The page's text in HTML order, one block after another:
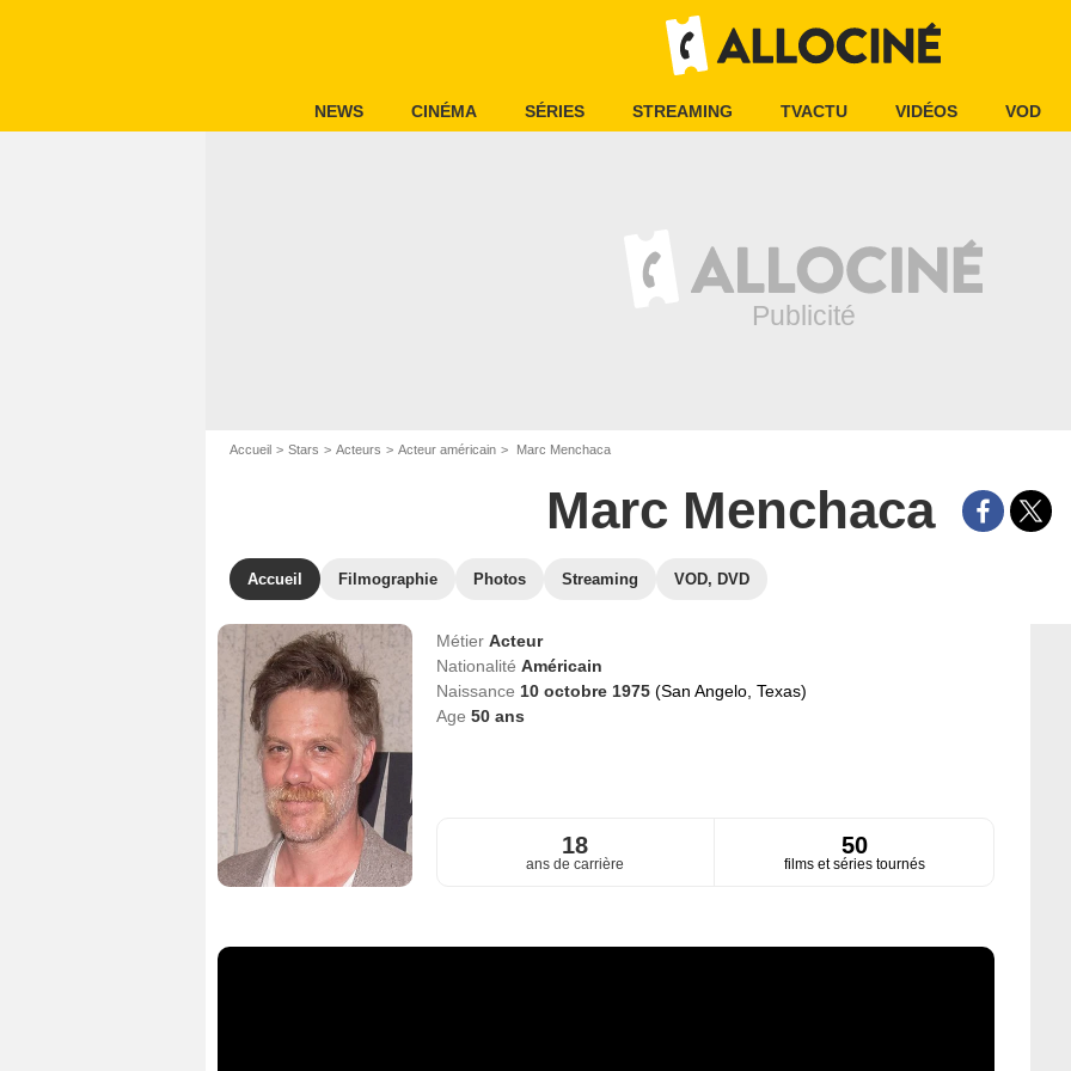
NEWS CINÉMA SÉRIES STREAMING TVACTU VIDÉOS VOD
Accueil Stars Acteurs Acteur américain Marc Menchaca
Marc Menchaca
Accueil Filmographie Photos Streaming VOD, DVD
Métier Acteur
Nationalité Américain
Naissance 10 octobre 1975 (San Angelo, Texas)
Age 50ans
18
ans de carrière
50
films et séries tournés